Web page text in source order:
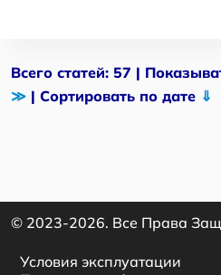
Всего статей: 57 |
≫ | Сортировать по дате ⇓
© 2023-2026. Все Права
Условия эксплуатации